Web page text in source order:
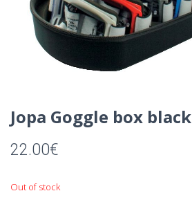
Jopa Goggle box black
22.00€
Out of stock